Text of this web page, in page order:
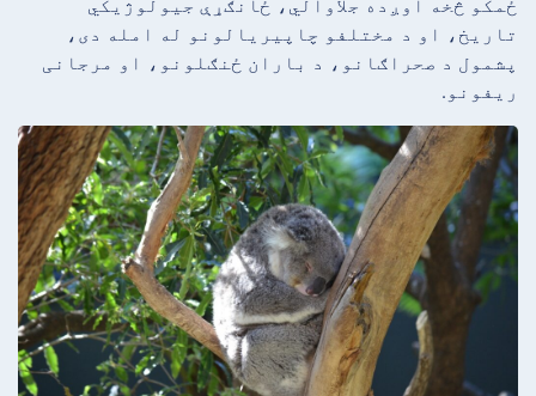
ځمکو څخه اوږده جلاوالي، ځانګړې جیولوژیکي
تاریخ، او د مختلفو چاپیریالونو له امله دی،
پشمول د صحراګانو، د باران ځنګلونو، او مرجانی
ریفونو.